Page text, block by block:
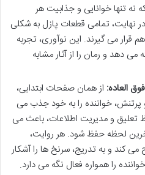
نه تنها خوانایی و جذابیت هر
نهایت، تمامی قطعات پازل به شکلی
می گیرند. این نوآوری، تجربه
می دهد و رمان را از آثار مشابه
العاده: از همان صفحات ابتدایی،
پرتنش، خواننده را به خود جذب می
تعلیق و مدیریت اطلاعات، باعث می
لحظه حفظ شود. هر روایت،
کند و به تدریج، سرنخ ها را آشکار
را همواره فعال نگه می دارد.